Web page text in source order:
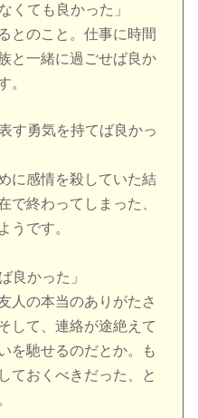
くても良かった」
とのこと。仕事に時間
と一緒に過ごせば良か
。
す勇気を持てば良かっ
に感情を殺していた結
で終わってしまった、
うです。
良かった」
人の本当のありがたさ
して、連絡が途絶えて
を馳せるのだとか。も
ておくべきだった、と